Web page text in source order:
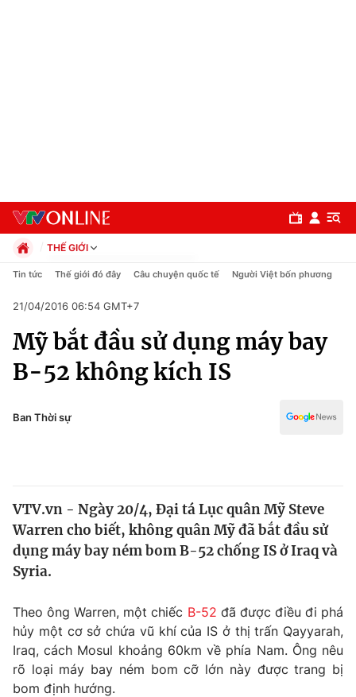
Chuyên mục
Chính trị
Thế giới
Tin tức
Thế giới đó đây
Câu chuyện quốc tế
Tài chính
Thị trường
Góc doanh nghiệp
Dữ liệu và đời sống
Truyền hình
THẾ GIỚI
Chính trị
Pháp luật
Kinh tế
Thể thao
Truyền hình
Y tế
Tin tức Thế giới đó đây Câu chuyện quốc tế Người Việt bốn phương
21/04/2016 06:54 GMT+7
Mỹ bắt đầu sử dụng máy bay
B-52 không kích IS
Ban Thời sự
VTV.vn - Ngày 20/4, Đại tá Lục quân Mỹ Steve
Warren cho biết, không quân Mỹ đã bắt đầu sử
dụng máy bay ném bom B-52 chống IS ở Iraq và
Syria.
Theo ông Warren, một chiếc B-52 đã được điều đi phá
hủy một cơ sở chứa vũ khí của IS ở thị trấn Qayyarah,
Iraq, cách Mosul khoảng 60km về phía Nam. Ông nêu
rõ loại máy bay ném bom cỡ lớn này được trang bị
bom định hướng.